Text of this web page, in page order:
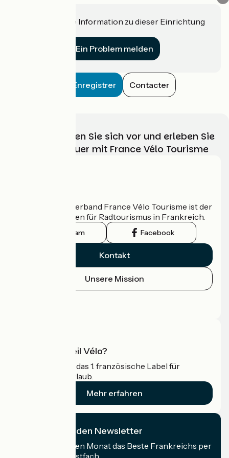
Haben Sie eine Information zu dieser Einrichtung
Ein Problem melden
Enregistrer Contacter
Wählen, bereiten Sie sich vor und erleben Sie
Ihr Radabenteuer mit France Vélo Tourisme
Der nationale Verband France Vélo Tourisme ist der
offizielle Leitfaden für Radtourismus in Frankreich.
Instagram Facebook
Kontakt
Unsere Mission
Was ist Accueil Vélo?
Accueil Vélo ist das 1. französische Label für
Radfahrer im Urlaub.
Mehr erfahren
Ich abonniere den Newsletter
Erhalten Sie jeden Monat das Beste Frankreichs per